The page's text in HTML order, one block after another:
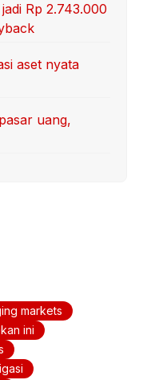
Rp 2.743.000
aset nyata
uang,
markets
ini